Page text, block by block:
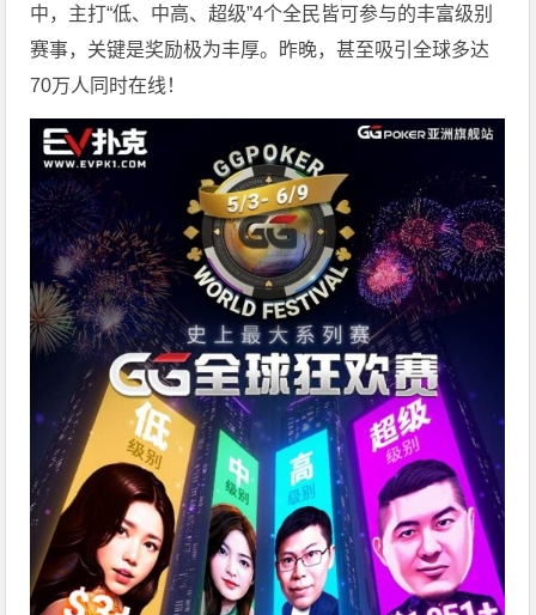
中，主打“低、中高、超级”4个全民皆可参与的丰富级别
赛事，关键是奖励极为丰厚。 昨晚，甚至吸引全球多达
70万人同时在线！